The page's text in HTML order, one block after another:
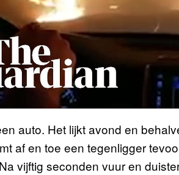
auto. Het lijkt avond en
af en toe een tegenligger
vijftig seconden vuur en